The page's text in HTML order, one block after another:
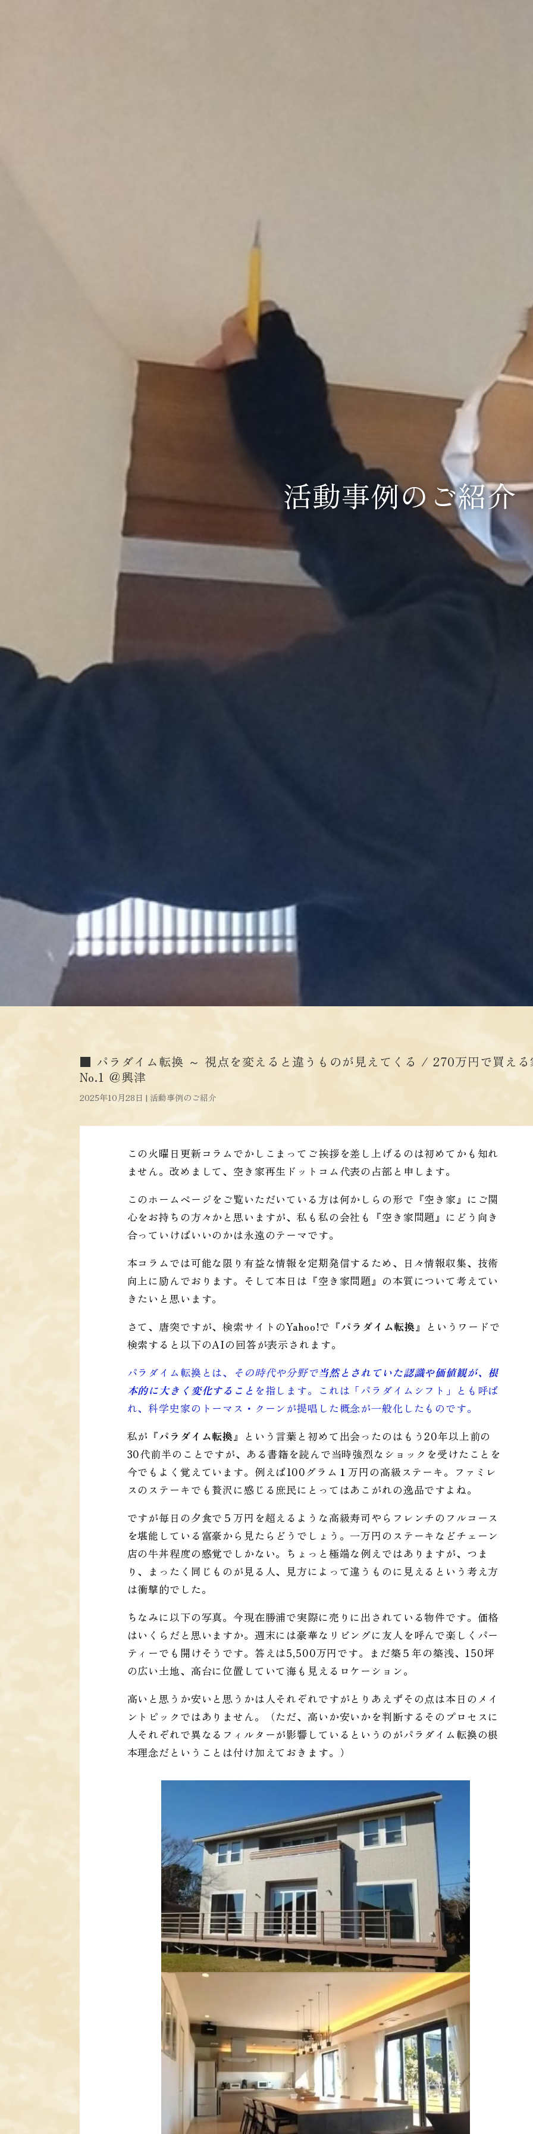
活動事例のご紹介
■ パラダイム転換 ～ 視点を変えると違うものが見えてくる / 270万円で買え
No.1 ＠興津
2025年10月28日 | 活動事例のご紹介
この火曜日更新コラムでかしこまってご挨拶を差し上げるのは初めてかも知れ
ません。改めまして、空き家再生ドットコム代表の占部と申します。
このホームページをご覧いただいている方は何かしらの形で『空き家』にご関
心をお持ちの方々かと思いますが、私も私の会社も『空き家問題』にどう向き
合っていけばいいのかは永遠のテーマです。
本コラムでは可能な限り有益な情報を定期発信するため、日々情報収集、技術
向上に励んでおります。そして本日は『空き家問題』の本質について考えてい
きたいと思います。
さて、唐突ですが、検索サイトのYahoo!で 『パラダイム転換』 というワードで
検索すると以下のAIの回答が表示されます。
パラダイム転換とは、
その時代や分野で当然とされていた認識や価値観が、根
本的に大きく変化すること を指します。これは「パラダイムシフト」とも呼ば
れ、科学史家のトーマス・クーンが提唱した概念が一般化したものです。
私が 『パラダイム転換』 という言葉と初めて出会ったのはもう20年以上前の
30代前半のことですが、ある書籍を読んで当時強烈なショックを受けたことを
今でもよく覚えています。例えば100グラム１万円の高級ステーキ。ファミレ
スのステーキでも贅沢に感じる庶民にとってはあこがれの逸品ですよね。
ですが毎日の夕食で５万円を超えるような高級寿司やらフレンチのフルコース
を堪能している富豪から見たらどうでしょう。一万円のステーキなどチェーン
店の牛丼程度の感覚でしかない。ちょっと極端な例えではありますが、つま
り、まったく同じものが見る人、見方によって違うものに見えるという考え方
は衝撃的でした。
ちなみに以下の写真。今現在勝浦で実際に売りに出されている物件です。価格
はいくらだと思いますか。週末には豪華なリビングに友人を呼んで楽しくパー
ティーでも開けそうです。答えは5,500万円です。まだ築５年の築浅、150坪
の広い土地、高台に位置していて海も見えるロケーション。
高いと思うか安いと思うかは人それぞれですがとりあえずその点は本日のメイ
ントピックではありません。（ただ、高いか安いかを判断するそのプロセスに
人それぞれで異なるフィルターが影響しているというのがパラダイム転換の根
本理念だということは付け加えておきます。）